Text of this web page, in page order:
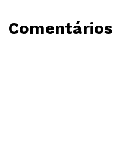
Comentários